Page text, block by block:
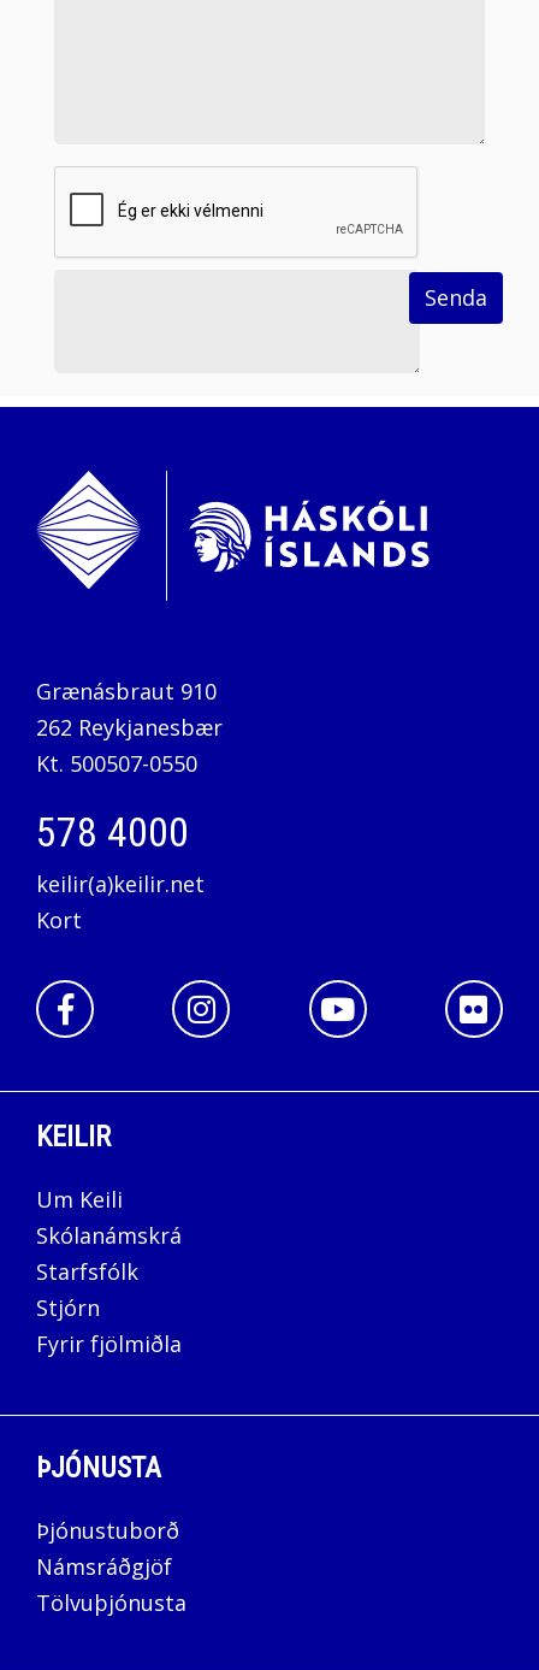
reCaptcha
KEILIR
Um Keili
Skólanámskrá
Starfsfólk
Stjórn
Fyrir fjölmiðla
ÞJÓNUSTA
Þjónustuborð
Námsráðgjöf
Tölvuþjónusta
Grænásbraut 910
262 Reykjanesbær
Kt. 500507-0550
578 4000
keilir(a)keilir.net
Kort